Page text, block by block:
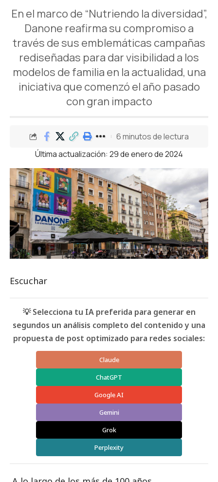
En el marco de “Nutriendo la diversidad”,
Danone reafirma su compromiso a
través de sus emblemáticas campañas
rediseñadas para dar visibilidad a los
modelos de familia en la actualidad, una
iniciativa que comenzó el año pasado
con gran impacto
Última actualización: 29 de enero de 2024
6 minutos de lectura
Escuchar
💡 Selecciona tu IA preferida para generar en
segundos un análisis completo del contenido y una
propuesta de post optimizado para redes sociales:
Claude
ChatGPT
Google AI
Gemini
Grok
Perplexity